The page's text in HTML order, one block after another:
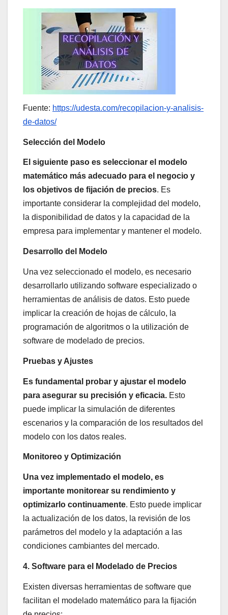
Fuente: https://udesta.com/recopilacion-y-analisis-
de-datos/
Selección del Modelo
El siguiente paso es seleccionar el modelo
matemático más adecuado para el negocio y
los objetivos de fijación de precios. Es
importante considerar la complejidad del modelo,
la disponibilidad de datos y la capacidad de la
empresa para implementar y mantener el modelo.
Desarrollo del Modelo
Una vez seleccionado el modelo, es necesario
desarrollarlo utilizando software especializado o
herramientas de análisis de datos. Esto puede
implicar la creación de hojas de cálculo, la
programación de algoritmos o la utilización de
software de modelado de precios.
Pruebas y Ajustes
Es fundamental probar y ajustar el modelo
para asegurar su precisión y eficacia. Esto
puede implicar la simulación de diferentes
escenarios y la comparación de los resultados del
modelo con los datos reales.
Monitoreo y Optimización
Una vez implementado el modelo, es
importante monitorear su rendimiento y
optimizarlo continuamente. Esto puede implicar
la actualización de los datos, la revisión de los
parámetros del modelo y la adaptación a las
condiciones cambiantes del mercado.
4. Software para el Modelado de Precios
Existen diversas herramientas de software que
facilitan el modelado matemático para la fijación